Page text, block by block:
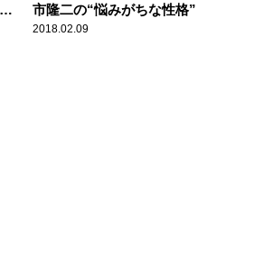
市隆二の“悩みがちな性格”
2018.02.09